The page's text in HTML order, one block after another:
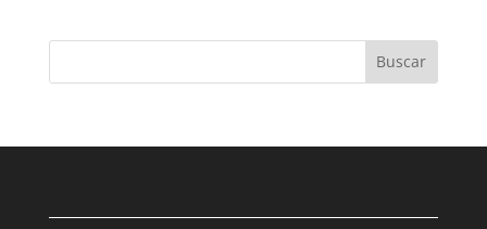
Buscar